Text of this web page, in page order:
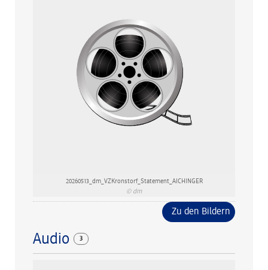
20260513_dm_VZKronstorf_Statement_AICHINGER
© dm
Zu den Bildern
Audio 3